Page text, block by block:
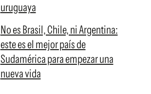
uruguaya
No es Brasil, Chile, ni Argentina:
este es el mejor país de
Sudamérica para empezar una
nueva vida